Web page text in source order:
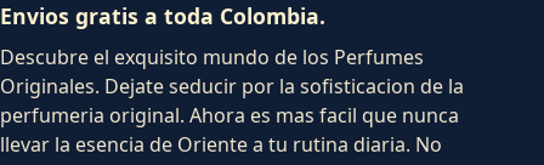
Envios gratis a toda Colombia.
Descubre el exquisito mundo de los Perfumes
Originales. Dejate seducir por la sofisticacion de la
perfumeria original. Ahora es mas facil que nunca
llevar la esencia de Oriente a tu rutina diaria. No